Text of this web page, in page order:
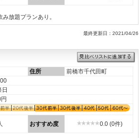
放題プランあり。
最終更新日：2021/04/26
住所
前橋市千代田町
おすすめ度 0.0 (0件)